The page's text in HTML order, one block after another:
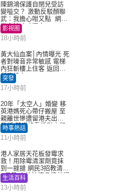
陳錦鴻保護自閉兒受訪
變嗌交？ 激動反駁顏聯
武：我擔心咁又點 網民
批主持咄咄逼人
影視圈
18小時前
黃大仙血案│內情曝光 死
者對噪音非常敏感 電梯
內狂斬樓上住客 返回住
所墮樓亡
突發
17小時前
20年「太空人」婚變 移
英港媽死心帶仔搬屋 至
親離世慘遭留港夫出軌
背叛 苦嘆終看透對方留
港「真相」｜Juicy叮
時事熱話
11小時前
港人家居天花板發霉求
救！用除霉清潔劑竟抹
到一撻撻 網民3招教清潔
+保養 本地油漆品牌曾提
醒勿用1物防變色
生活百科
13小時前